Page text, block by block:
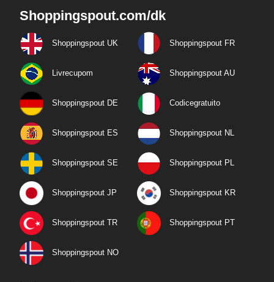
Shoppingspout.com/dk
Shoppingspout UK Shoppingspout FR
Livrecupom Shoppingspout AU
Shoppingspout DE Codicegratuito
Shoppingspout ES Shoppingspout NL
Shoppingspout SE Shoppingspout PL
Shoppingspout JP Shoppingspout KR
Shoppingspout TR Shoppingspout PT
Shoppingspout NO